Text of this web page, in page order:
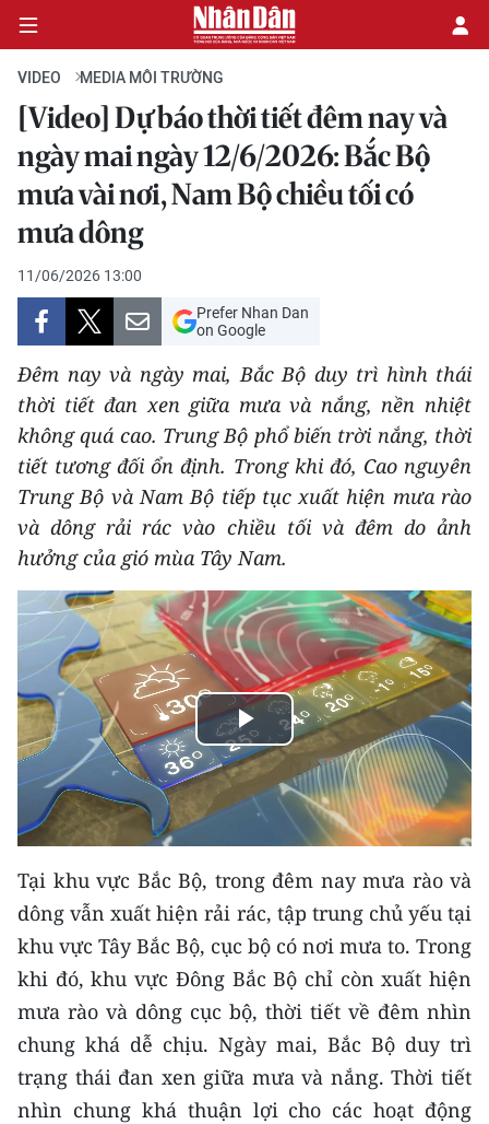
CHÍNH TRỊ
KINH TẾ
XÃ HỘI
DU LỊCH
THẾ GIỚI
THỂ THAO
GIÁO DỤC
Y TẾ
KHOA HỌC - CÔNG NGHỆ
MÔI TRƯỜNG
BẠN ĐỌC
KIỂM CHỨNG THÔNG TIN
TRI THỨC CHUYÊN SÂU
54 DÂN TỘC VIỆT NAM
CHƯƠNG TRÌNH OCOP - MỖI XÃ
MỘT SẢN PHẨM
RADIO
VIDEO MEDIA MÔI TRƯỜNG
[Video] Dự báo thời tiết đêm nay và
ngày mai ngày 12/6/2026: Bắc Bộ
mưa vài nơi, Nam Bộ chiều tối có
mưa dông
11/06/2026 13:00
Prefer Nhan Dan
on Google
Đêm nay và ngày mai, Bắc Bộ duy trì hình thái
thời tiết đan xen giữa mưa và nắng, nền nhiệt
không quá cao. Trung Bộ phổ biến trời nắng, thời
tiết tương đối ổn định. Trong khi đó, Cao nguyên
Trung Bộ và Nam Bộ tiếp tục xuất hiện mưa rào
và dông rải rác vào chiều tối và đêm do ảnh
hưởng của gió mùa Tây Nam.
Play
Video
Tại khu vực Bắc Bộ, trong đêm nay mưa rào và
dông vẫn xuất hiện rải rác, tập trung chủ yếu tại
khu vực Tây Bắc Bộ, cục bộ có nơi mưa to. Trong
khi đó, khu vực Đông Bắc Bộ chỉ còn xuất hiện
mưa rào và dông cục bộ, thời tiết về đêm nhìn
chung khá dễ chịu. Ngày mai, Bắc Bộ duy trì
trạng thái đan xen giữa mưa và nắng. Thời tiết
nhìn chung khá thuận lợi cho các hoạt động